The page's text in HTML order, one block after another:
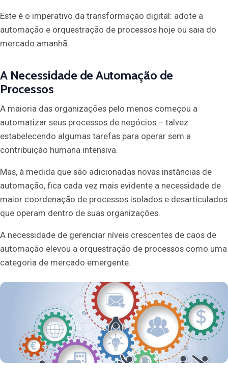
Este é o imperativo da transformação digital: adote a
automação e orquestração de processos hoje ou saia do
mercado amanhã.
A Necessidade de Automação de
Processos
A maioria das organizações pelo menos começou a
automatizar seus processos de negócios – talvez
estabelecendo algumas tarefas para operar sem a
contribuição humana intensiva.
Mas, à medida que são adicionadas novas instâncias de
automação, fica cada vez mais evidente a necessidade de
maior coordenação de processos isolados e desarticulados
que operam dentro de suas organizações.
A necessidade de gerenciar níveis crescentes de caos de
automação elevou a orquestração de processos como uma
categoria de mercado emergente.